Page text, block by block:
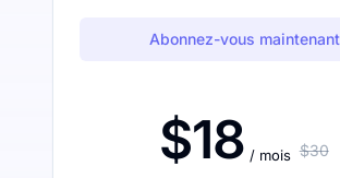
Abonnez-vous maintenant
$18 / mois $30